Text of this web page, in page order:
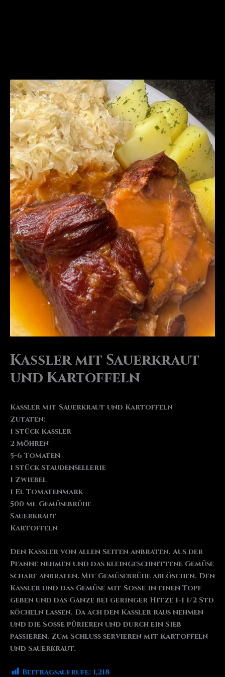
Kassler mit Sauerkraut
und Kartoffeln
Kassler mit Sauerkraut und Kartoffeln
Zutaten:
1 Stück Kassler
2 Möhren
5-6 Tomaten
1 Stück Staudensellerie
1 Zwiebel
1 El Tomatenmark
500 ml Gemüsebrühe
Sauerkraut
Kartoffeln
Den Kassler von allen Seiten anbraten. Aus der
Pfanne nehmen und das kleingeschnittene Gemüse
scharf anbraten. Mit Gemüsebrühe ablöschen. Den
Kassler und das Gemüse mit Soße in einen Topf
geben und das Ganze bei geringer Hitze 1-1 1/2 Std
köcheln lassen. Da ach den Kassler raus nehmen
und die Soße pürieren und durch ein Sieb
passieren. Zum Schluss servieren mit Kartoffeln
und Sauerkraut.
Beitragsaufrufe: 1,218